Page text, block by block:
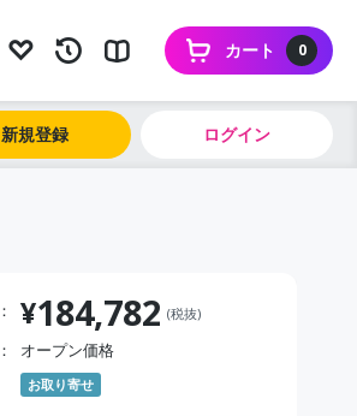
0
カート
新規登録 ログイン
¥184,782 (税抜)
オープン価格
お取り寄せ